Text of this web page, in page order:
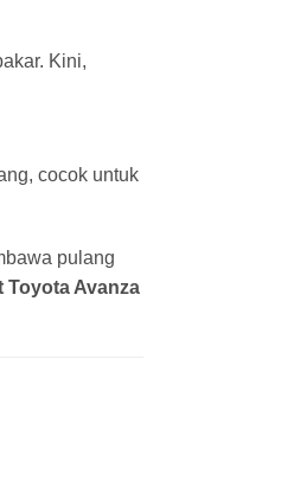
Kini,
cocok untuk
pulang
Avanza